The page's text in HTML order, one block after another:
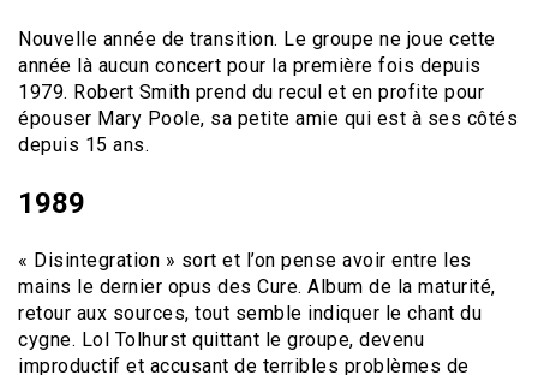
Nouvelle année de transition. Le groupe ne joue cette
année là aucun concert pour la première fois depuis
1979. Robert Smith prend du recul et en profite pour
épouser Mary Poole, sa petite amie qui est à ses côtés
depuis 15 ans.
1989
« Disintegration » sort et l’on pense avoir entre les
mains le dernier opus des Cure. Album de la maturité,
retour aux sources, tout semble indiquer le chant du
cygne. Lol Tolhurst quittant le groupe, devenu
improductif et accusant de terribles problèmes de